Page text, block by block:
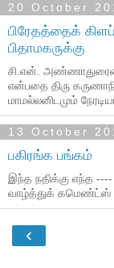
20 October
பிரேதத்தைக்
பிதாமகருக்கு
சி.என்.
என்பதை திரு
மாமல்லனிடமும்
13 October
பகிரங்க பங்கம்
இந்த நதிக்கு எந்த
வாழ்த்துக் கமெண்ட்ஸ்
‹